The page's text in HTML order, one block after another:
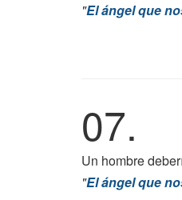
"El ángel que
07.
Un hombre
"El ángel que